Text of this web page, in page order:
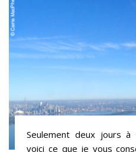
Seulement deux jours
voici ce que je vous